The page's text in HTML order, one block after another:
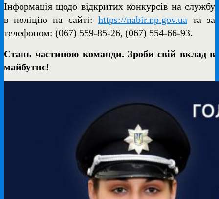
Інформація щодо відкритих конкурсів на службу
в поліцію на сайті: https://nabir.np.gov.ua та за
телефоном: (067) 559-85-26, (067) 554-66-93.
Стань частиною команди. Зроби свій вклад в
майбутнє!